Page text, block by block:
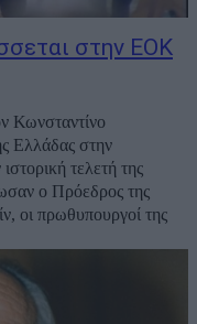
στην ΕΟΚ
Κωνσταντίνο
Ελλάδας στην
τελετή της
ο Πρόεδρος της
οι πρωθυπουργοί της